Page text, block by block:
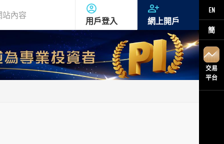
EN
簡
交易
平台
用戶登入 網上開戶